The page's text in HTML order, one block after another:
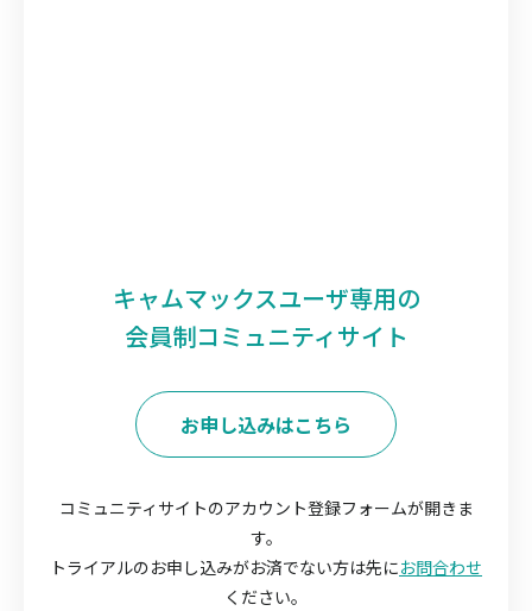
キャムマックスユーザ専用の
会員制コミュニティサイト
お申し込みはこちら
コミュニティサイトのアカウント登録フォームが開きま
す。
トライアルのお申し込みがお済でない方は先にお問合わせ
ください。